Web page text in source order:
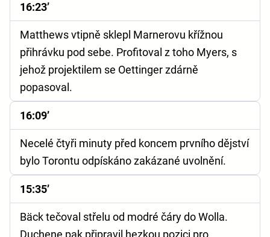
16:23’
Matthews vtipně sklepl Marnerovu křížnou
přihrávku pod sebe. Profitoval z toho Myers, s
jehož projektilem se Oettinger zdárně
popasoval.
16:09’
Necelé čtyři minuty před koncem prvního dějství
bylo Torontu odpískáno zakázané uvolnění.
15:35’
Bäck tečoval střelu od modré čáry do Wolla.
Duchene pak připravil hezkou pozici pro